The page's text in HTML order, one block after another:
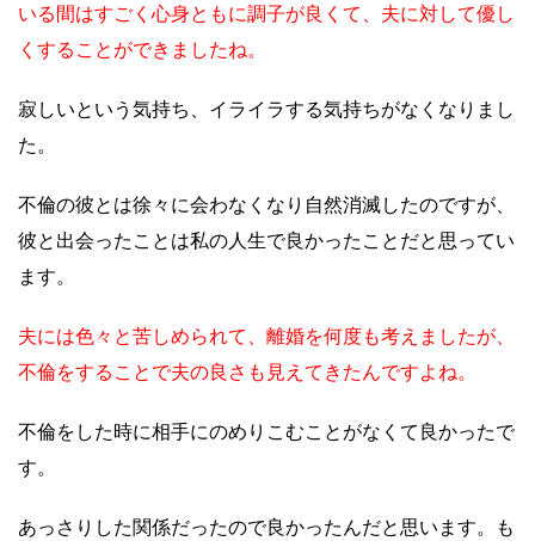
いる間はすごく心身ともに調子が良くて、夫に対して優し
くすることができましたね。
寂しいという気持ち、イライラする気持ちがなくなりまし
た。
不倫の彼とは徐々に会わなくなり自然消滅したのですが、
彼と出会ったことは私の人生で良かったことだと思ってい
ます。
夫には色々と苦しめられて、離婚を何度も考えましたが、
不倫をすることで夫の良さも見えてきたんですよね。
不倫をした時に相手にのめりこむことがなくて良かったで
す。
あっさりした関係だったので良かったんだと思います。も